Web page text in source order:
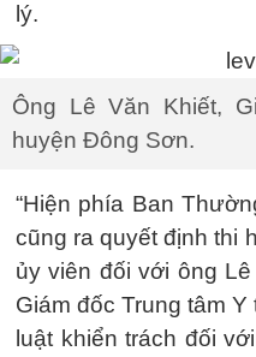
lý.
Ông Lê Văn Khiết,
huyện Đông Sơn.
“Hiện phía Ban
cũng ra quyết định thi
ủy viên đối với ông
Giám đốc Trung tâm
luật khiển trách đối